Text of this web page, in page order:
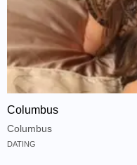
Columbus
Columbus
DATING